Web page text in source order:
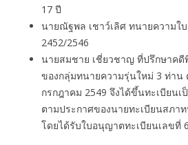
17 ปี
นายณัฐพล เชาว์เลิศ ทนายความใ
2452/2546
นายสมชาย เชี่ยวชาญ ที่ปรึกษาคดี
ของกลุ่มทนายความรุ่นใหม่ 3 ท่าน
กรกฎาคม 2549 จึงได้ขึ้นทะเบียน
ตามประกาศของนายทะเบียนสภา
โดยได้รับใบอนุญาตทะเบียนเลขที่